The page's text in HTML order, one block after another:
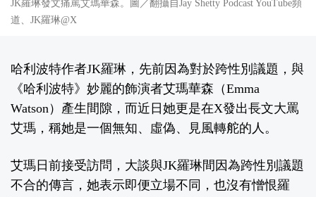
JK羅琳發文痛罵艾瑪華森。圖／翻攝自Jay Shetty Podcast YouTube頻
道、JK羅琳@X
哈利波特作者JK羅琳，先前因為對於跨性別議題，與
《哈利波特》妙麗的飾演者艾瑪華森（Emma
Watson）產生間隙，而近日她更是在X發出長文大罵
艾瑪，稱她是一個無知、虛偽、見風轉舵的人。
艾瑪日前接受訪問，大談與JK羅琳間因為跨性別議題
不合的傳言，她表示即便立場不同，也沒有憎恨羅